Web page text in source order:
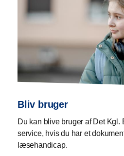
Bliv bruger
Du kan blive bruger af Det Kgl.
service, hvis du har et
læsehandicap.